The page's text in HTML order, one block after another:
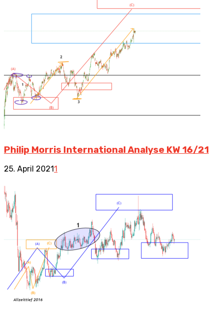
Philip Morris International Analyse KW 16/21
25. April 20211